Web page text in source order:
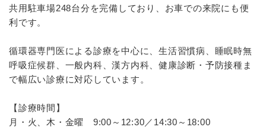
共用駐車場248台分を完備しており、お車での来院にも便
利です。
循環器専門医による診療を中心に、生活習慣病、睡眠時無
呼吸症候群、一般内科、漢方内科、健康診断・予防接種ま
で幅広い診療に対応しています。
【診療時間】
月・火、木・金曜 9:00～12:30／14:30～18:00